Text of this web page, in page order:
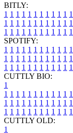
BITLY:
1 1 1 1 1 1 1 1 1 1 1 1
1 1 1 1 1 1 1 1 1 1 1 1
1 1 1 1 1 1 1 1 1 1 1 1
SPOTIFY:
1 1 1 1 1 1 1 1 1 1 1 1
1 1 1 1 1 1 1 1 1 1 1 1
1 1 1 1 1 1 1 1 1 1 1 1
CUTTLY BIO:
1
1 1 1 1 1 1 1 1 1 1 1 1
1 1 1 1 1 1 1 1 1 1 1 1
1 1 1 1 1 1 1 1 1 1 1 1
CUTTLY OLD:
1